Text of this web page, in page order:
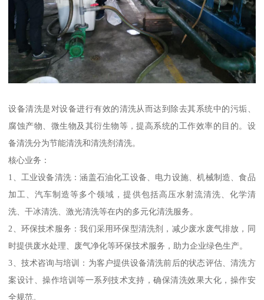
设备清洗是对设备进行有效的清洗从而达到除去其系统中的污垢、
腐蚀产物、微生物及其衍生物等，提高系统的工作效率的目的。设
备清洗分为节能清洗和清洗剂清洗。
核心业务：
1、工业设备清洗：涵盖石油化工设备、电力设施、机械制造、食品
加工、汽车制造等多个领域，提供包括高压水射流清洗、化学清
洗、干冰清洗、激光清洗等在内的多元化清洗服务。
2、环保技术服务：我们采用环保型清洗剂，减少废水废气排放，同
时提供废水处理、废气净化等环保技术服务，助力企业绿色生产。
3、技术咨询与培训：为客户提供设备清洗前后的状态评估、清洗方
案设计、操作培训等一系列技术支持，确保清洗效果大化，操作安
全规范。